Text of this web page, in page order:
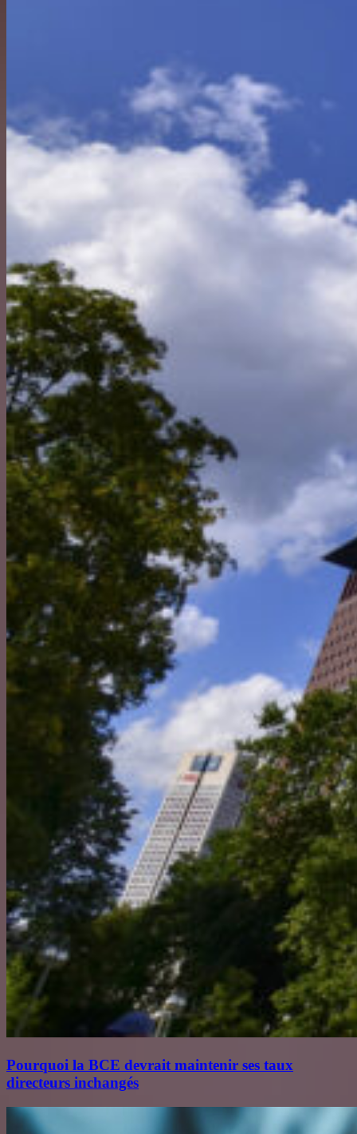
Pourquoi la BCE devrait maintenir ses taux
directeurs inchangés